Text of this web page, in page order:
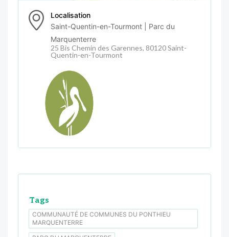
Localisation
Saint-Quentin-en-Tourmont | Parc du
Marquenterre
25 Bis Chemin des Garennes, 80120 Saint-
Quentin-en-Tourmont
Tags
COMMUNAUTÉ DE COMMUNES DU PONTHIEU
MARQUENTERRE